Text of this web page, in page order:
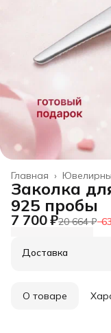
Главная ›
Заколка
925 пробы
7 700 ₽20 664 ₽−
Доставка
О товаре